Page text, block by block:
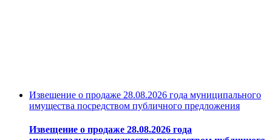
Извещение о продаже 28.08.2026 года муниципального
имущества посредством публичного предложения
Извещение о продаже 28.08.2026 года